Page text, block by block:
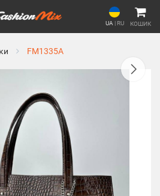
UA | RU КОШИК
FM1335A